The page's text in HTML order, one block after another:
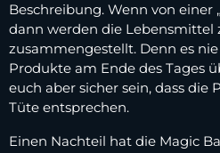
Beschreibung. Wenn von einer
dann werden die Lebensmittel
zusammengestellt. Denn es
Produkte am Ende des Tages
euch aber sicher sein, dass
Tüte entsprechen.
Einen Nachteil hat die Magic